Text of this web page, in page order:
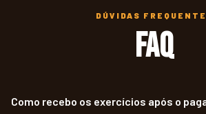
DÚVIDAS
FAQ
Como recebo os exercícios após o